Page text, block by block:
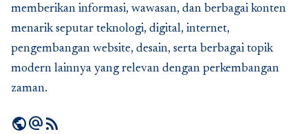
memberikan informasi, wawasan, dan berbagai konten
menarik seputar teknologi, digital, internet,
pengembangan website, desain, serta berbagai topik
modern lainnya yang relevan dengan perkembangan
zaman.
publicalternate_emailrss_feed